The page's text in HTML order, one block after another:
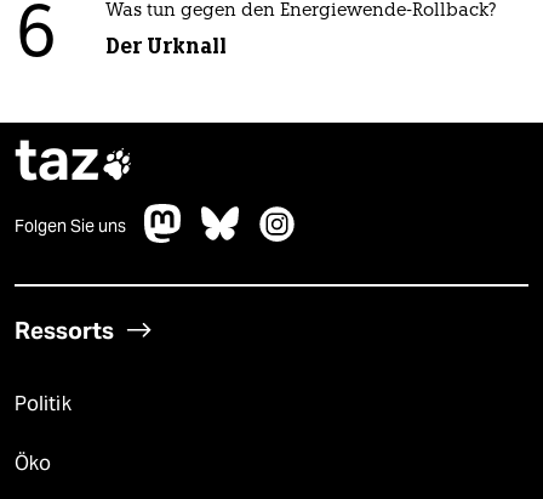
6 Was tun gegen den Energiewende-Rollback?
Der Urknall
taz
Folgen Sie uns
Ressorts
Politik
Öko